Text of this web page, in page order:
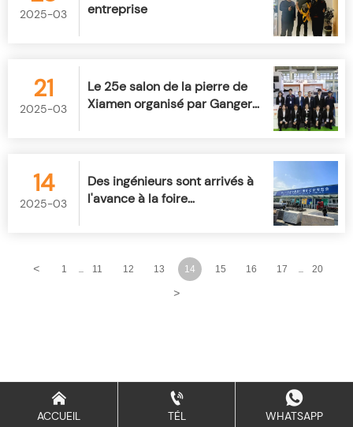
2025-03
entreprise
21
2025-03
Le 25e salon de la pierre de
Xiamen organisé par Ganger
14
2025-03
Des ingénieurs sont arrivés à
l'avance à la foire
l'installation des équipements.
< 1 ... 11 12 13 14 15 16 17 ... 20
>

ACCUEIL

TÉL

WHATSAPP